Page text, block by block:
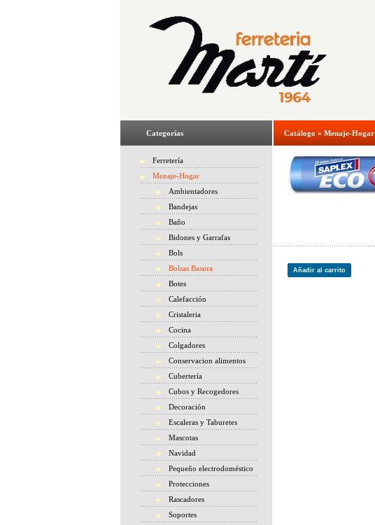
Categorías
Ferretería
Menaje-Hogar
Ambientadores
Bandejas
Baño
Bidones y Garrafas
Bols
Bolsas Basura
Botes
Calefacción
Cristaleria
Cocina
Colgadores
Conservacion alimentos
Cubertería
Cubos y Recogedores
Decoración
Escaleras y Taburetes
Mascotas
Navidad
Pequeño electrodoméstico
Protecciones
Rascadores
Soportes
Catálogo » Menaje-Hogar
Añadir al carrito